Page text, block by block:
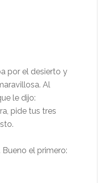
por el desierto y
Al
le dijo:
pide tus tres
Bueno el primero: